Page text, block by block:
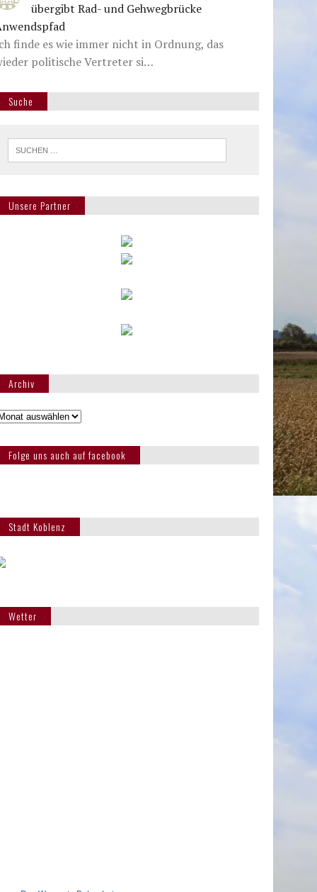
übergibt Rad- und Gehwegbrücke
finde es wie immer nicht in Ordnung, das
politische Vertreter si…
Suche
Unsere Partner
Archiv
Folge uns auch auf facebook
Stadt Koblenz
Wetter